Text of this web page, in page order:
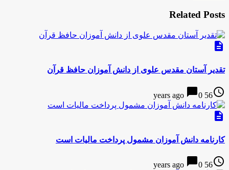
Related Posts
description
تقدیر آستان مقدس علوی از دانش آموزان حافظ قرآن
access_time
56 years ago
chat_bubble0
description
کارنامه دانش آموزان مشمول پرداخت مالیات است
access_time
56 years ago
chat_bubble0